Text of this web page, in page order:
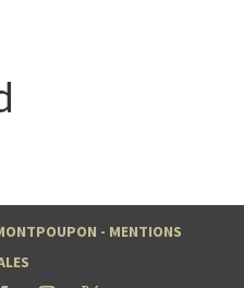
- MENTIONS